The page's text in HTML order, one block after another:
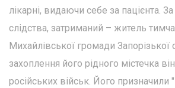
лікарні, видаючи себе за пацієнта.
слідства, затриманий – житель
Михайлівської громади Запорізької
захоплення його рідного містечка
російських військ. Його призначили